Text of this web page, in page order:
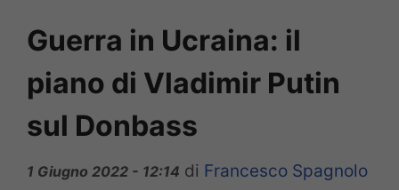
Guerra in Ucraina: il
piano di Vladimir Putin
sul Donbass
1 Giugno 2022 - 12:14 di Francesco Spagnolo